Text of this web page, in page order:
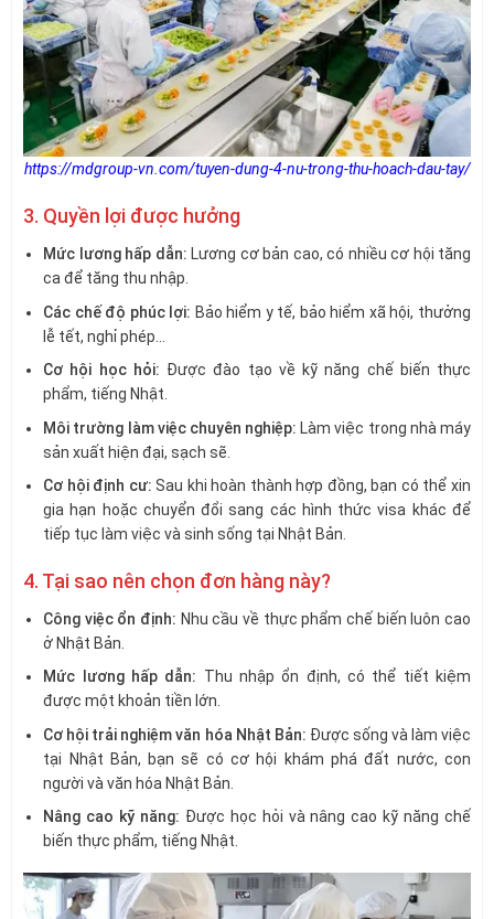
https://mdgroup-vn.com/tuyen-dung-4-nu-trong-thu-hoach-dau-tay/
3. Quyền lợi được hưởng
Mức lương hấp dẫn: Lương cơ bản cao, có nhiều cơ hội tăng
ca để tăng thu nhập.
Các chế độ phúc lợi: Bảo hiểm y tế, bảo hiểm xã hội, thưởng
lễ tết, nghỉ phép…
Cơ hội học hỏi: Được đào tạo về kỹ năng chế biến thực
phẩm, tiếng Nhật.
Môi trường làm việc chuyên nghiệp: Làm việc trong nhà máy
sản xuất hiện đại, sạch sẽ.
Cơ hội định cư: Sau khi hoàn thành hợp đồng, bạn có thể xin
gia hạn hoặc chuyển đổi sang các hình thức visa khác để
tiếp tục làm việc và sinh sống tại Nhật Bản.
4. Tại sao nên chọn đơn hàng này?
Công việc ổn định: Nhu cầu về thực phẩm chế biến luôn cao
ở Nhật Bản.
Mức lương hấp dẫn: Thu nhập ổn định, có thể tiết kiệm
được một khoản tiền lớn.
Cơ hội trải nghiệm văn hóa Nhật Bản: Được sống và làm việc
tại Nhật Bản, bạn sẽ có cơ hội khám phá đất nước, con
người và văn hóa Nhật Bản.
Nâng cao kỹ năng: Được học hỏi và nâng cao kỹ năng chế
biến thực phẩm, tiếng Nhật.